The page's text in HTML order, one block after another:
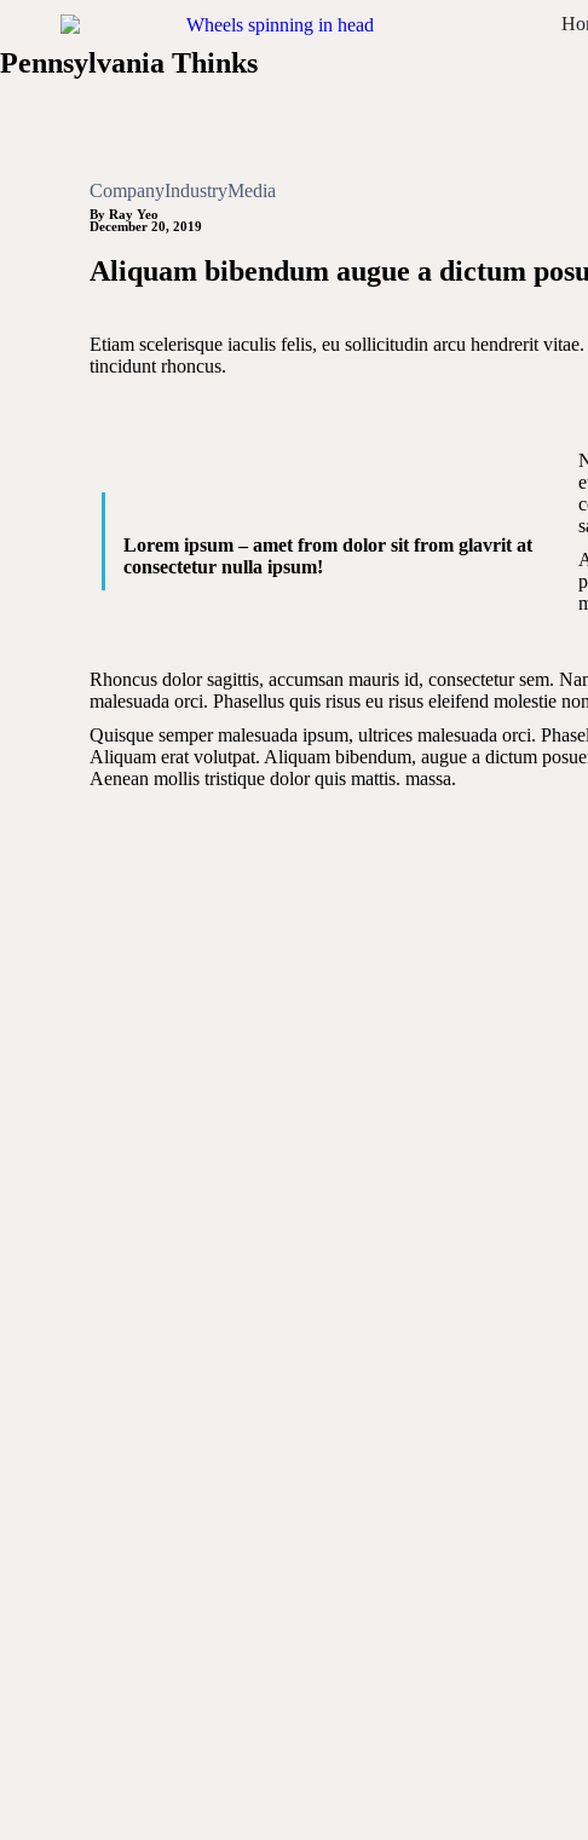
Pennsylvania Thinks
CompanyIndustryMedia
By Ray Yeo
December 20, 2019
Aliquam bibendum augue a dictum
Etiam scelerisque iaculis felis, eu sollicitudin arcu hendrerit
tincidunt rhoncus.
Lorem ipsum – amet from dolor sit from glavrit at
consectetur nulla ipsum!
Rhoncus dolor sagittis, accumsan mauris id, consectetur sem.
malesuada orci. Phasellus quis risus eu risus eleifend molestie
Quisque semper malesuada ipsum, ultrices malesuada orci.
Aliquam erat volutpat. Aliquam bibendum, augue a dictum
Aenean mollis tristique dolor quis mattis. massa.